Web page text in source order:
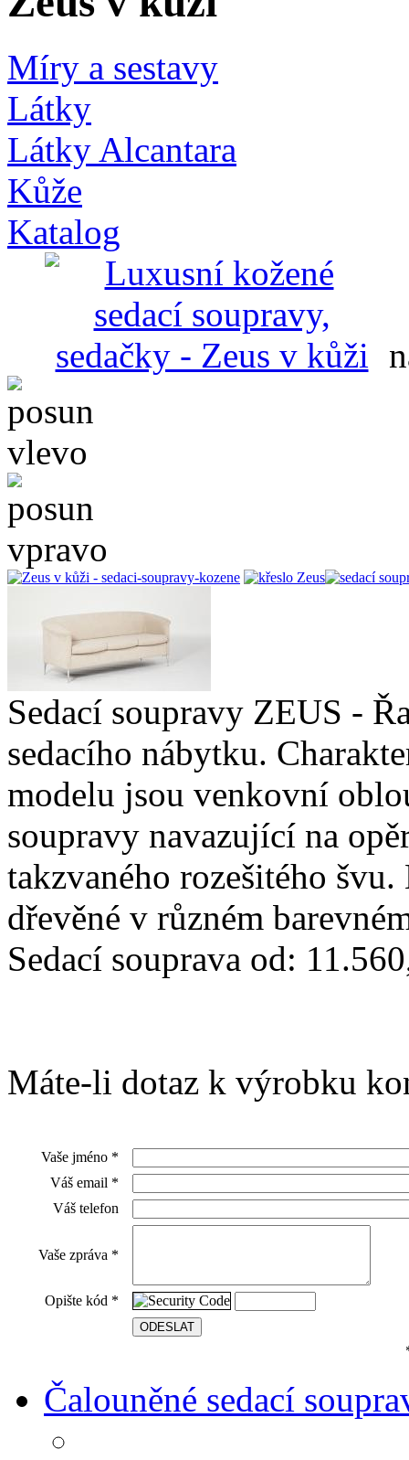
Míry a sestavy
Látky
Látky Alcantara
Kůže
Katalog
Sedací soupravy ZEUS -
sedacího nábytku.
modelu jsou venkovní
soupravy navazující na
takzvaného rozešitého
dřevěné v různém
Sedací souprava od:
Máte-li dotaz k výrobku
Vaše jméno *
Váš email *
Váš telefon
Vaše zpráva *
Opište kód *
Čalouněné sedací